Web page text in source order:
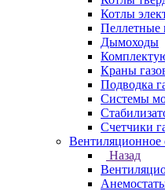
Котлы
Пеллетные
Дымоходы
Краны
Подводка
Системы
Счетчики
Вентиляционное
Назад